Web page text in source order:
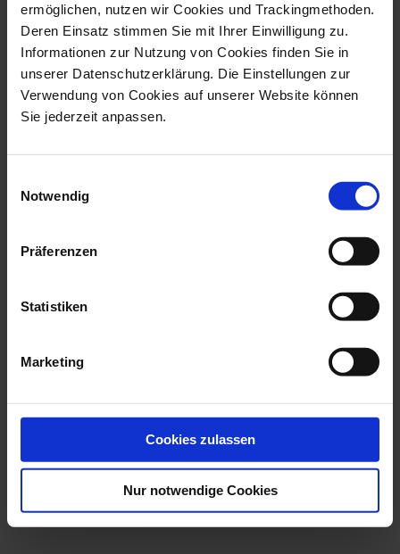
ermöglichen, nutzen wir Cookies und Trackingmethoden.
Deren Einsatz stimmen Sie mit Ihrer Einwilligung zu.
Informationen zur Nutzung von Cookies finden Sie in
unserer Datenschutzerklärung. Die Einstellungen zur
Verwendung von Cookies auf unserer Website können
Sie jederzeit anpassen.
Notwendig
Präferenzen
Statistiken
Marketing
Cookies zulassen
Nur notwendige Cookies
Available
we think you’ll like these